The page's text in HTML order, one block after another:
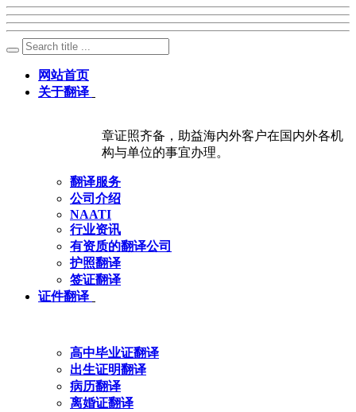
网站首页
关于翻译
章证照齐备，助益海内外客户在国内外各机
构与单位的事宜办理。
翻译服务
公司介绍
NAATI
行业资讯
有资质的翻译公司
护照翻译
签证翻译
证件翻译
高中毕业证翻译
出生证明翻译
病历翻译
离婚证翻译